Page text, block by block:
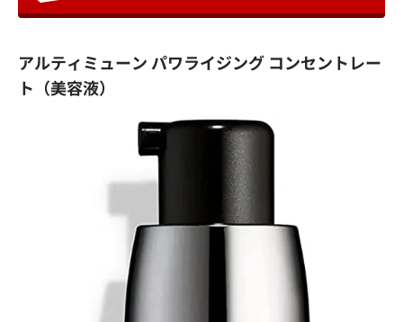
アルティミューン パワライジング コンセントレー
ト（美容液）